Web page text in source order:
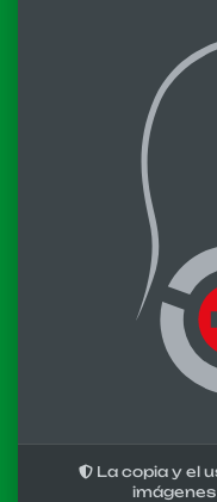
La copia y el